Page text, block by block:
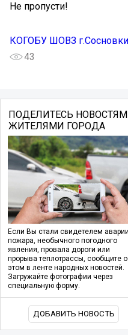
Не пропусти!
КОГОБУ ШОВЗ г.Сосновки
43
ПОДЕЛИТЕСЬ
ЖИТЕЛЯМИ ГОРОДА
Если Вы стали свидетелем
пожара, необычного погодного
явления, провала дороги или
прорыва теплотрассы, сообщите
этом в ленте народных новостей.
Загружайте фотографии через
специальную форму.
ДОБАВИТЬ НОВОСТЬ